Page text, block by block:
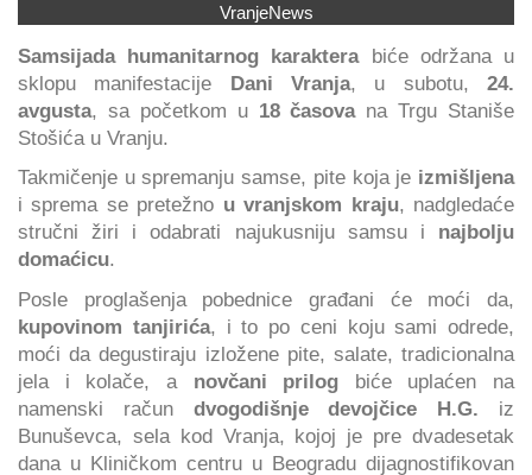
VranjeNews
Samsijada humanitarnog karaktera biće održana u
sklopu manifestacije Dani Vranja, u subotu,24.
avgusta, sa početkom u 18 časovana Trgu Staniše
Stošića u Vranju.
Takmičenje u spremanju samse, pite koja je izmišljena
i sprema se pretežno u vranjskom kraju, nadgledaće
stručni žiri i odabrati najukusniju samsu i najbolju
domaćicu.
Posle proglašenja pobednice građani će moći da,
kupovinom tanjirića, i to po ceni koju sami odrede,
moći da degustiraju izložene pite, salate, tradicionalna
jela i kolače, a novčani prilog biće uplaćen na
namenski račun dvogodišnje devojčice H.G. iz
Bunuševca, sela kod Vranja, kojoj je pre dvadesetak
dana u Kliničkom centru u Beogradu dijagnostifikovan